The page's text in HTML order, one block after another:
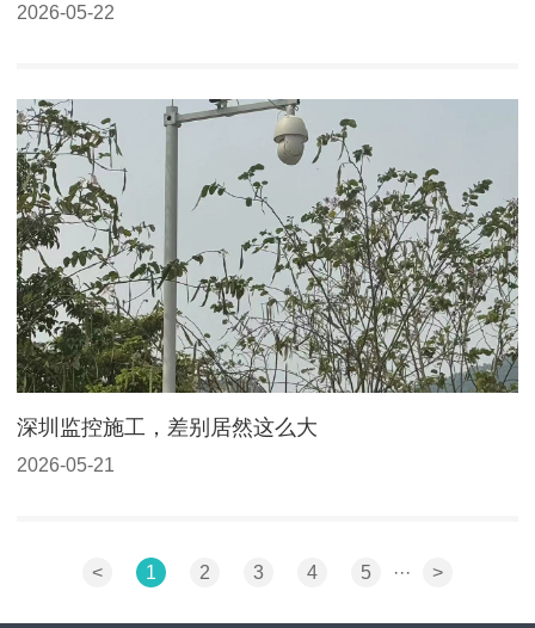
2026-05-22
深圳监控施工，差别居然这么大
2026-05-21
< 1 2 3 4 5 ··· >